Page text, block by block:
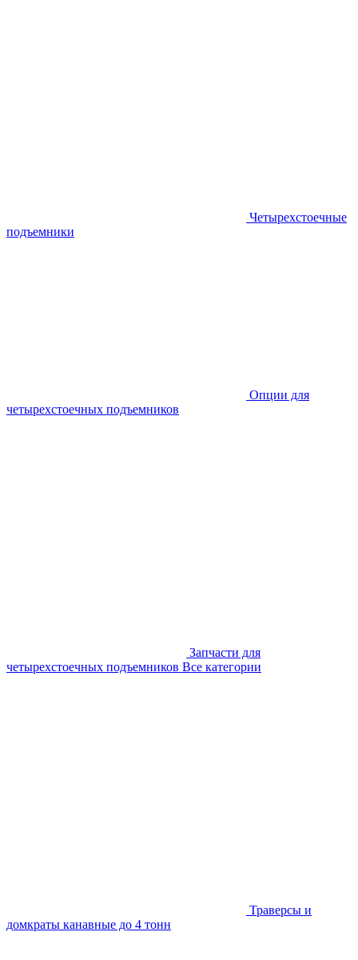
Четырехстоечные
подъемники
Опции для
четырехстоечных подъемников
Запчасти для
четырехстоечных подъемников Все категории
Траверсы и
домкраты канавные до 4 тонн